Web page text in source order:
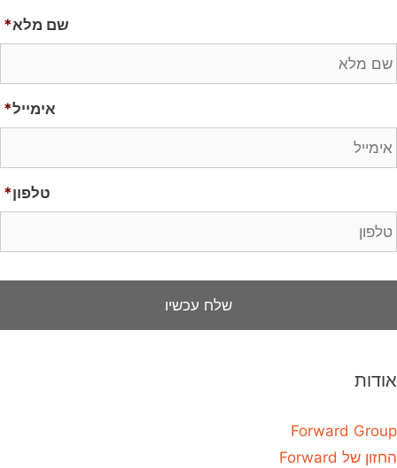
שם מלא*
אימייל*
טלפון*
אודות
Forward Group
החזון של Forward